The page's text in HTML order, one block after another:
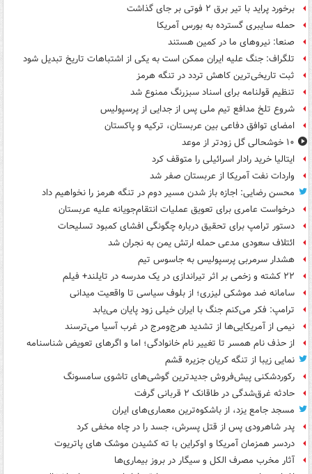
برخورد پراید با تیر برق ۲ فوتی بر جای گذاشت
حمله سایبری گسترده به بورس آمریکا
صنعا: نیروهای ما در کمین‌ هستند
تلگراف: جنگ علیه ایران ممکن است به یکی از اشتباهات تاریخ تبدیل شود
ثبت تاریخی‌ترین کاهش تردد در تنگه هرمز
تنظیم قولنامه برای اسناد سبزرنگ ممنوع شد
شروع تلخ مدافع تیم ملی پس از جدایی از پرسپولیس
امضای توافق دفاعی بین عربستان، ترکیه و پاکستان
۱۰ خوشحالی گل زودتر از موعد
ایتالیا خرید رادار اسرائیلی را متوقف کرد
واردات نفت آمریکا از عربستان صفر شد
محسن رضایی: اجازه باز شدن مسیر دوم در تنگه هرمز را نخواهیم داد
درخواست عامری برای تعویق عملیات انتقام‌جویانه علیه عربستان
دستور ترامپ برای تحقیق درباره چگونگی افشای کمبود تسلیحات
ائتلاف سعودی مدعی حمله ارتش یمن به نجران شد
هشدار سرمربی پرسپولیس به جاسوس تیم
۲۲ کشته و زخمی بر اثر تیراندازی در یک مدرسه در تایلند+ فیلم
سامانه ضد موشکی لیزری؛ از بلوف سیاسی تا واقعیت میدانی
ترامپ: فکر می‌کنم جنگ با ایران خیلی زود پایان می‌یابد
نیمی از آمریکایی‌ها از تشدید هرج‌ومرج در غرب آسیا می‌ترسند
از حذف نام همسر تا تغییر نام خانوادگی؛ اما و اگرهای تعویض شناسنامه
نمایی زیبا از تنگه کریان جزیره قشم
رکوردشکنی پیش‌فروش جدیدترین گوشی‌های تاشوی سامسونگ
حادثه غرق‌شدگی در طاقانک ۲ قربانی گرفت
مسجد جامع یزد، از باشکوه‌ترین معماری‌های ایران
پدر شاهرودی پس از قتل پسرش، جسد را در چاه مخفی کرد
دردسر همزمان آمریکا و اوکراین با ته کشیدن موشک های پاتریوت
آثار مخرب مصرف الکل و سیگار در بروز بیماری‌ها